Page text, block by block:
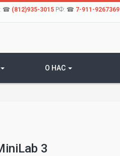
☎ (812)935-3015РФ: ☎ 7-911-9267369
О НАС
3